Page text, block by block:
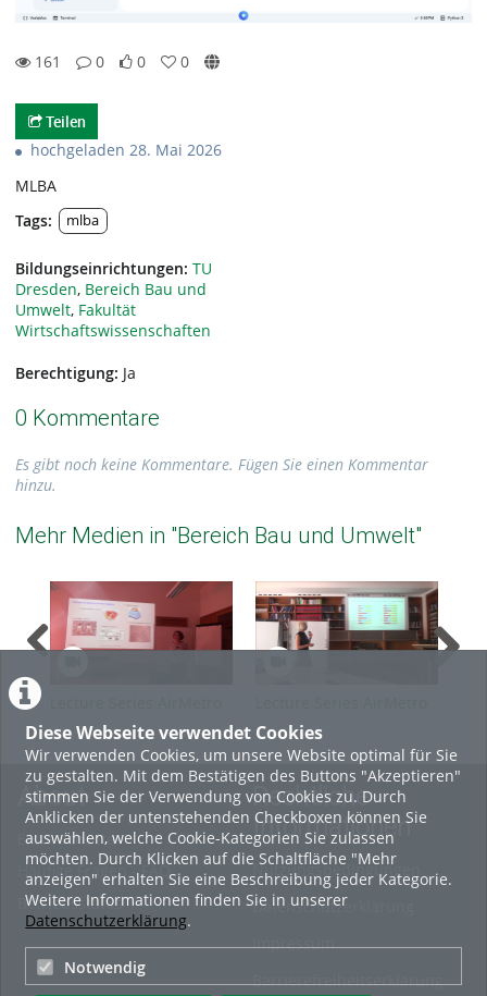
Diese Webseite verwendet Cookies
Wir verwenden Cookies, um unsere Website optimal für Sie
zu gestalten. Mit dem Bestätigen des Buttons "Akzeptieren"
stimmen Sie der Verwendung von Cookies zu. Durch
Anklicken der untenstehenden Checkboxen können Sie
auswählen, welche Cookie-Kategorien Sie zulassen
möchten. Durch Klicken auf die Schaltfläche "Mehr
anzeigen" erhalten Sie eine Beschreibung jeder Kategorie.
Weitere Informationen finden Sie in unserer
Datenschutzerklärung.
Notwendig
161
0
0
0
Teilen
hochgeladen 28. Mai 2026
MLBA
Tags:
mlba
Bildungseinrichtungen: TU
Dresden, Bereich Bau und
Umwelt, Fakultät
Wirtschaftswissenschaften
Berechtigung: Ja
0 Kommentare
Es gibt noch keine Kommentare. Fügen Sie einen Kommentar
hinzu.
Mehr Medien in "Bereich Bau und Umwelt"
SS2026 Guest A.
Guehnemann
SS2026 Part 10
About
Erste Schritte
Häufige Fragen - FAQ
Betriebsstatus
Rechtliche
Informationen
Nutzungsbedingungen
Datenschutzerklärung
Impressum
Barrierefreiheitserklärung